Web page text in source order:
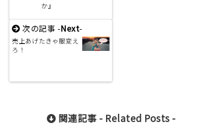
か』
次の記事 -Next-
売上あげたきゃ服変え
ろ！
関連記事 - Related Posts -